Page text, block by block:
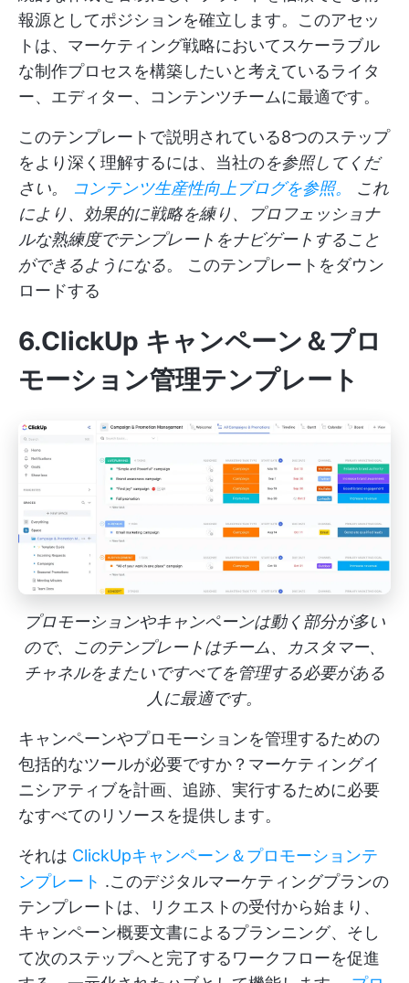
報源としてポジションを確立します。このアセッ
トは、マーケティング戦略においてスケーラブル
な制作プロセスを構築したいと考えているライタ
ー、エディター、コンテンツチームに最適です。
このテンプレートで説明されている8つのステップ
をより深く理解するには、当社のを参照してくだ
さい。
コンテンツ生産性向上ブログを参照。
これ
により、効果的に戦略を練り、プロフェッショナ
ルな熟練度でテンプレートをナビゲートすること
ができるようになる。 このテンプレートをダウン
ロードする
6.ClickUp キャンペーン＆プロ
モーション管理テンプレート
プロモーションやキャンペーンは動く部分が多い
ので、このテンプレートはチーム、カスタマー、
チャネルをまたいですべてを管理する必要がある
人に最適です。
キャンペーンやプロモーションを管理するための
包括的なツールが必要ですか？マーケティングイ
ニシアティブを計画、追跡、実行するために必要
なすべてのリソースを提供します。
それは ClickUpキャンペーン＆プロモーションテ
ンプレート .このデジタルマーケティングプランの
テンプレートは、リクエストの受付から始まり、
キャンペーン概要文書によるプランニング、そし
て次のステップへと完了するワークフローを促進